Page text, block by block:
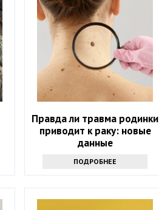
Правда ли травма родинки
приводит к раку: новые
данные
ПОДРОБНЕЕ